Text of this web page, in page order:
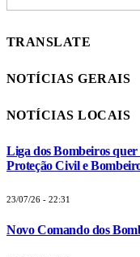
TRANSLATE
NOTÍCIAS GERAIS
NOTÍCIAS LOCAIS
Liga dos Bombeiros quer
Proteção Civil e
23/07/26 - 22:31
Novo Comando dos